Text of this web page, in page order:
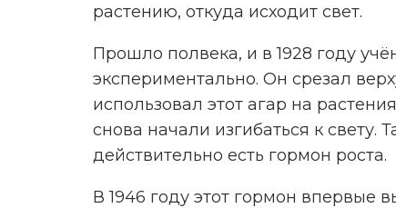
растению, откуда исходит свет.
Прошло полвека, и в 1928 году
экспериментально. Он срезал
использовал этот агар на
снова начали изгибаться к свету.
действительно есть гормон роста.
В 1946 году этот гормон впервые